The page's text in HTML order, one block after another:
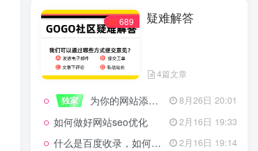
689 疑难解答
4篇文章
独家 为你的网站添加百度登录 8月26日 20:01
如何做好网站seo优化 2月16日 19:33
什么是百度收录，如何提高收录量？ 2月16日 19:14